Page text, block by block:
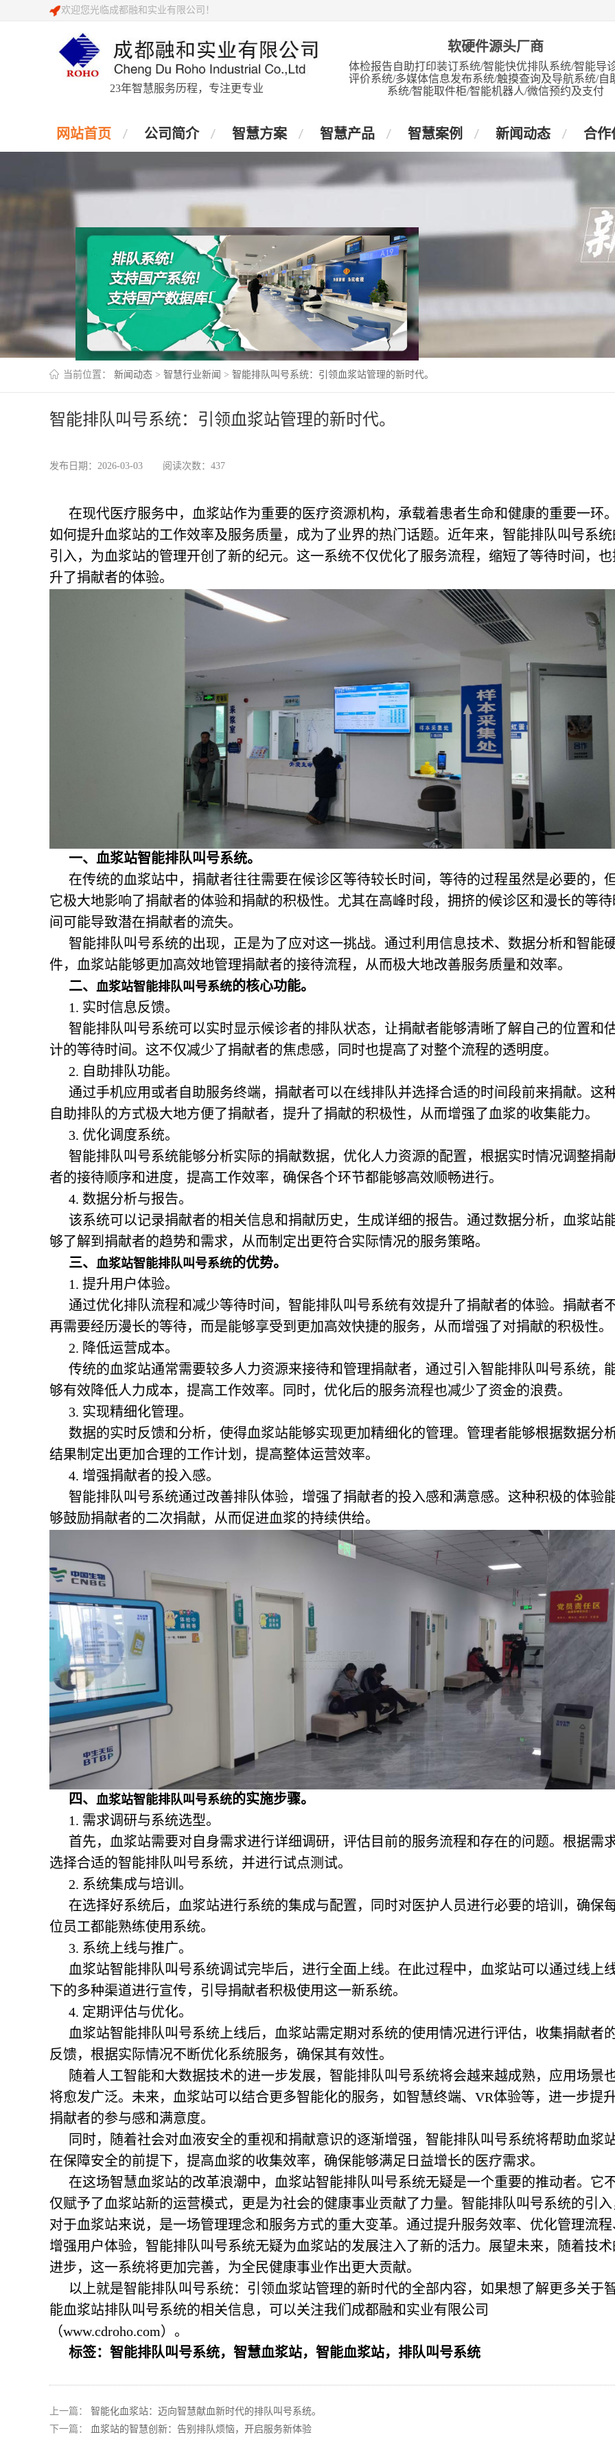
欢迎您光临成都融和实业有限公司！
23年智慧服务历程，专注更专业
软硬件源头厂商
体检报告自助打印装订系统/智能快优排队系统/智能导
评价系统/多媒体信息发布系统/触摸查询及导航系统/自
系统/智能取件柜/智能机器人/微信预约及支付
网站首页 公司简介 智慧方案 智慧产品 智慧案例 新闻动态 合作
当前位置： 新闻动态 > 智慧行业新闻 > 智能排队叫号系统：引领血浆站管理的新时代。
智能排队叫号系统：引领血浆站管理的新时代。
发布日期：2026-03-03 阅读次数：437
在现代医疗服务中，血浆站作为重要的医疗资源机构，承载着患者生命和健康的重要一环
如何提升血浆站的工作效率及服务质量，成为了业界的热门话题。近年来，智能排队叫号系统
引入，为血浆站的管理开创了新的纪元。这一系统不仅优化了服务流程，缩短了等待时间，也
升了捐献者的体验。
一、血浆站智能排队叫号系统。
在传统的血浆站中，捐献者往往需要在候诊区等待较长时间，等待的过程虽然是必要的，
它极大地影响了捐献者的体验和捐献的积极性。尤其在高峰时段，拥挤的候诊区和漫长的等待
间可能导致潜在捐献者的流失。
智能排队叫号系统的出现，正是为了应对这一挑战。通过利用信息技术、数据分析和智能
件，血浆站能够更加高效地管理捐献者的接待流程，从而极大地改善服务质量和效率。
二、 血浆站智能排队叫号系统 的核心功能。
1. 实时信息反馈。
智能排队叫号系统可以实时显示候诊者的排队状态，让捐献者能够清晰了解自己的位置和
计的等待时间。这不仅减少了捐献者的焦虑感，同时也提高了对整个流程的透明度。
2. 自助排队功能。
通过手机应用或者自助服务终端，捐献者可以在线排队并选择合适的时间段前来捐献。这
自助排队的方式极大地方便了捐献者，提升了捐献的积极性，从而增强了血浆的收集能力。
3. 优化调度系统。
智能排队叫号系统能够分析实际的捐献数据，优化人力资源的配置，根据实时情况调整捐
者的接待顺序和进度，提高工作效率，确保各个环节都能够高效顺畅进行。
4. 数据分析与报告。
该系统可以记录捐献者的相关信息和捐献历史，生成详细的报告。通过数据分析，血浆站
够了解到捐献者的趋势和需求，从而制定出更符合实际情况的服务策略。
三、 血浆站智能排队叫号系统 的优势。
1. 提升用户体验。
通过优化排队流程和减少等待时间，智能排队叫号系统有效提升了捐献者的体验。捐献者
再需要经历漫长的等待，而是能够享受到更加高效快捷的服务，从而增强了对捐献的积极性。
2. 降低运营成本。
传统的血浆站通常需要较多人力资源来接待和管理捐献者，通过引入智能排队叫号系统，
够有效降低人力成本，提高工作效率。同时，优化后的服务流程也减少了资金的浪费。
3. 实现精细化管理。
数据的实时反馈和分析，使得血浆站能够实现更加精细化的管理。管理者能够根据数据分
结果制定出更加合理的工作计划，提高整体运营效率。
4. 增强捐献者的投入感。
智能排队叫号系统通过改善排队体验，增强了捐献者的投入感和满意感。这种积极的体验
够鼓励捐献者的二次捐献，从而促进血浆的持续供给。
四、 血浆站智能排队叫号系统 的实施步骤。
1. 需求调研与系统选型。
首先，血浆站需要对自身需求进行详细调研，评估目前的服务流程和存在的问题。根据需
选择合适的智能排队叫号系统，并进行试点测试。
2. 系统集成与培训。
在选择好系统后，血浆站进行系统的集成与配置，同时对医护人员进行必要的培训，确保
位员工都能熟练使用系统。
3. 系统上线与推广。
血浆站智能排队叫号系统调试完毕后，进行全面上线。在此过程中，血浆站可以通过线上
下的多种渠道进行宣传，引导捐献者积极使用这一新系统。
4. 定期评估与优化。
血浆站智能排队叫号系统 上线后，血浆站需定期对系统的使用情况进行评估，收集捐献者
反馈，根据实际情况不断优化系统服务，确保其有效性。
随着人工智能和大数据技术的进一步发展，智能排队叫号系统将会越来越成熟，应用场景
将愈发广泛。未来，血浆站可以结合更多智能化的服务，如智慧终端、VR体验等，进一步提
捐献者的参与感和满意度。
同时，随着社会对血液安全的重视和捐献意识的逐渐增强，智能排队叫号系统将帮助血浆
在保障安全的前提下，提高血浆的收集效率，确保能够满足日益增长的医疗需求。
在这场智慧血浆站的改革浪潮中， 血浆站智能排队叫号系统无疑是一个重要的推动者。它
仅赋予了血浆站新的运营模式，更是为社会的健康事业贡献了力量。智能排队叫号系统的引入
对于血浆站来说，是一场管理理念和服务方式的重大变革。通过提升服务效率、优化管理流程
增强用户体验，智能排队叫号系统无疑为血浆站的发展注入了新的活力。展望未来，随着技术
进步，这一系统将更加完善，为全民健康事业作出更大贡献。
以上就是智能排队叫号系统：引领血浆站管理的新时代的全部内容，如果想了解更多关于
能血浆站排队叫号系统的相关信息，可以关注我们成都融和实业有限公司
（www.cdroho.com）。
标签：智能排队叫号系统，智慧血浆站，智能血浆站，排队叫号系统
上一篇： 智能化血浆站：迈向智慧献血新时代的排队叫号系统。
下一篇：
血浆站的智慧创新：告别排队烦恼，开启服务新体验